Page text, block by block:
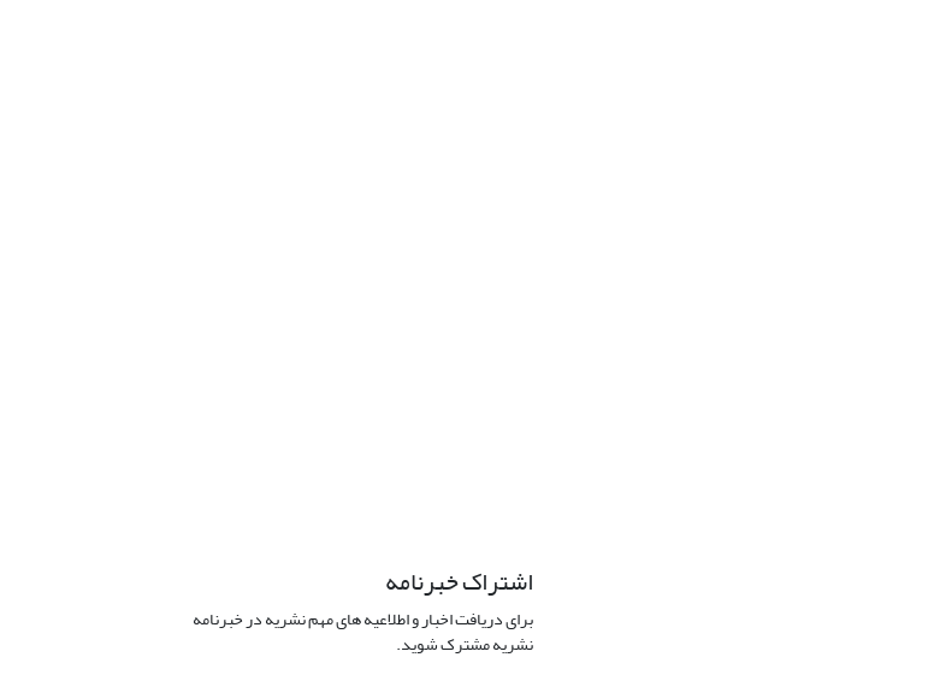
اشتراک خبرنامه
برای دریافت اخبار و اطلاعیه های مهم نشریه در خبرنامه
نشریه مشترک شوید.